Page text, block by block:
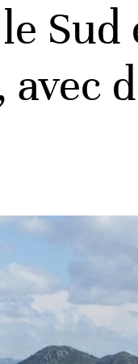
Sud